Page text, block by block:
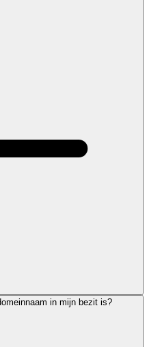
in mijn bezit is?